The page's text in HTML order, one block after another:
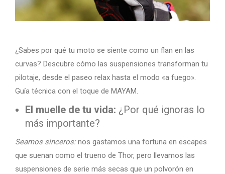
¿Sabes por qué tu moto se siente como un flan en las
curvas? Descubre cómo las suspensiones transforman tu
pilotaje, desde el paseo relax hasta el modo «a fuego».
Guía técnica con el toque de MAYAM.
El muelle de tu vida: ¿Por qué ignoras lo
más importante?
Seamos sinceros:nos gastamos una fortuna en escapes
que suenan como el trueno de Thor, pero llevamos las
suspensiones de serie más secas que un polvorón en